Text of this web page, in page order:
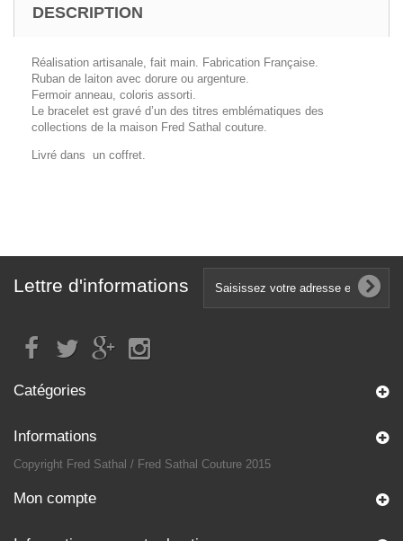
DESCRIPTION
Réalisation artisanale, fait main. Fabrication Française.
Ruban de laiton avec dorure ou argenture.
Fermoir anneau, coloris assorti.
Le bracelet est gravé d’un des titres emblématiques des
collections de la maison Fred Sathal couture.
Livré dans un coffret.
Lettre d'informations
Catégories
Informations
Copyright Fred Sathal / Fred Sathal Couture 2015
Mon compte